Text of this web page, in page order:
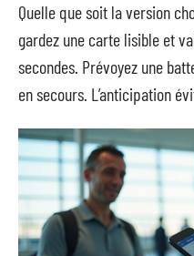
Quelle que soit la version
gardez une carte lisible et
secondes. Prévoyez une
en secours. L’anticipation